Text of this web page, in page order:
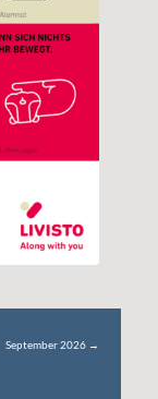
September 2026 →